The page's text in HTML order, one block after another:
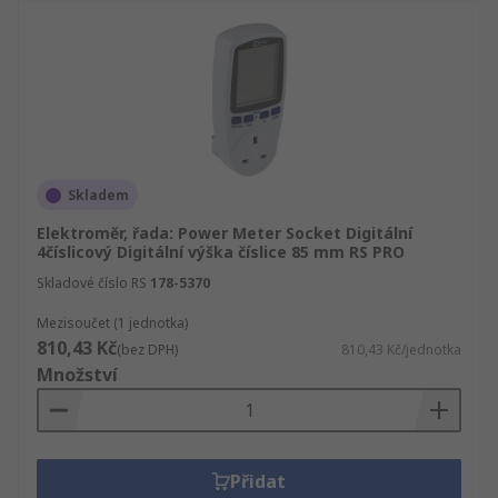
Skladem
Elektroměr, řada: Power Meter Socket Digitální
4číslicový Digitální výška číslice 85 mm RS PRO
Skladové číslo RS 178-5370
Mezisoučet (1 jednotka)
810,43 Kč(bez DPH) 810,43 Kč/jednotka
Množství
Přidat